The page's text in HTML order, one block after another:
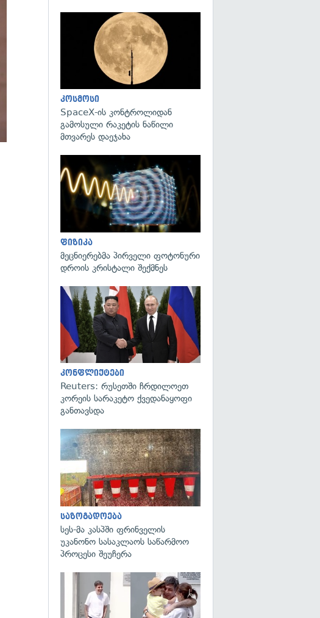
კოსმოსი
SpaceX-ის კონტროლიდან
გამოსული რაკეტის ნაწილი
მთვარეს დაეჯახა
ფიზიკა
მეცნიერებმა პირველი ფოტონური
დროის კრისტალი შექმნეს
კონფლიქტები
Reuters: რუსეთში ჩრდილოეთ
კორეის სარაკეტო ქვედანაყოფი
განთავსდა
საზოგადოება
სეს-მა კასპში ფრინველის
უკანონო სასაკლაოს საწარმოო
პროცესი შეუჩერა